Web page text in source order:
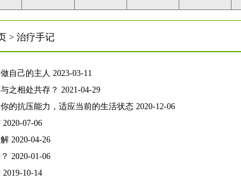
> 治疗手记
自己的主人 2023-03-11
之相处共存？ 2021-04-29
的抗压能力，适应当前的生活状态 2020-12-06
2020-07-06
2020-04-26
2020-01-06
2019-10-14